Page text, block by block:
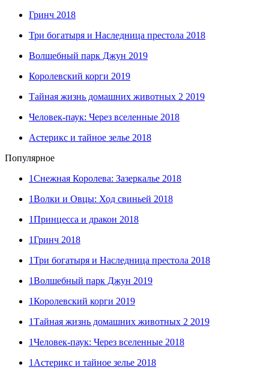
Гринч 2018
Три богатыря и Наследница престола 2018
Волшебный парк Джун 2019
Королевский корги 2019
Тайная жизнь домашних животных 2 2019
Человек-паук: Через вселенные 2018
Астерикс и тайное зелье 2018
Популярное
1Снежная Королева: Зазеркалье 2018
1Волки и Овцы: Ход свиньей 2018
1Принцесса и дракон 2018
1Гринч 2018
1Три богатыря и Наследница престола 2018
1Волшебный парк Джун 2019
1Королевский корги 2019
1Тайная жизнь домашних животных 2 2019
1Человек-паук: Через вселенные 2018
1 Астерикс и тайное зелье 2018